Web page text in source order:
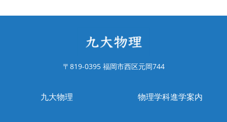
〒819-0395 福岡市西区元岡744
九大物理 物理学科進学案内